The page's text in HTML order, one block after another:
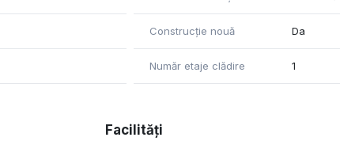
Construcție nouă Da
Număr etaje clădire 1
Facilități